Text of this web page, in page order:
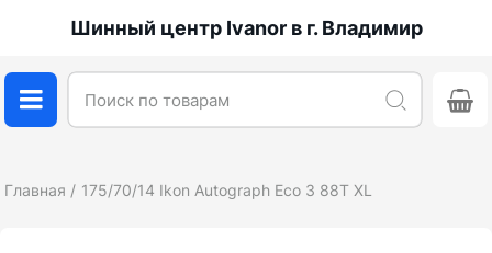
Шинный центр Ivanor в г. Владимир
Главная 175/70/14 Ikon Autograph Eco 3 88T XL